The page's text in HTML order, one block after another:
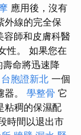
應用後，沒有
外線的完全保
容師和皮膚科醫
性。 如果您在
命將迅速降
台胞證新北 一個
。 學整骨 它
粘稠的保濕配
時間以退出市